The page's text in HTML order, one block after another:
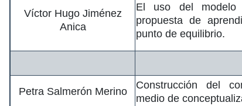
Víctor Hugo Jiménez
Anica
El uso del modelo
propuesta de
punto de equilibrio.
Petra Salmerón Merino
Construcción del
medio de